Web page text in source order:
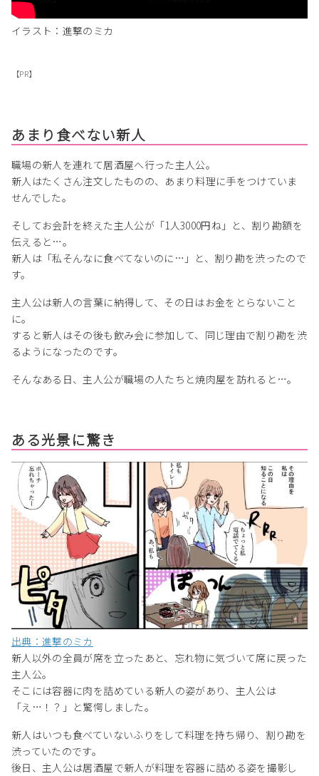
イラスト：進撃のミカ
【PR】
あまり食べない新人
職場の新人を連れて居酒屋へ行った主人公。
新人はたくさん注文したものの、あまり料理に手をつけていま
せんでした。
そしてお会計を終えた主人公が「1人3000円ね」と、割り勘額を
伝えると…。
新人は「私そんなに食べてないのに…」と、割り勘を渋ったので
す。
主人公は新人の言葉に納得して、その日はお金をとらないこと
に。
すると新人はその後も飲み会に参加して、同じ理由で割り勘を渋
るようになったのです。
そんなある日、主人公が職場の人たちと焼肉屋を訪れると…。
ある光景に驚き
出典：進撃のミカ
新人以外の全員が席を立ったあと、忘れ物に気づいて席に戻った
主人公。
そこには容器に肉を詰めている新人の姿があり、主人公は
「え…！？」と驚愕しました。
新人はいつも食べていないふりをして料理を持ち帰り、割り勘を
渋っていたのです。
後日、主人公は居酒屋で新人が料理を容器に詰める姿を撮影し